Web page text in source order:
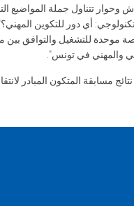
تتناول جملة المواضيع
أي دور للتكوين
موحدة للتشغيل والتوافق بين
والمهني في تونس".